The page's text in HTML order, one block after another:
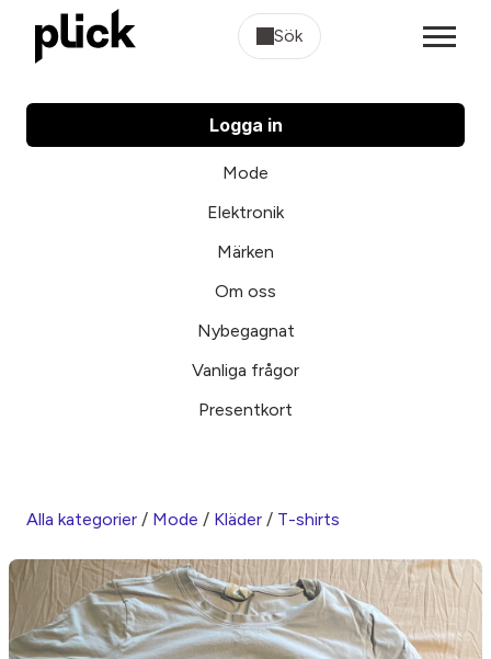
Sök
Logga in
Mode
Elektronik
Märken
Om oss
Nybegagnat
Vanliga frågor
Presentkort
Alla kategorier / Mode / Kläder / T-shirts